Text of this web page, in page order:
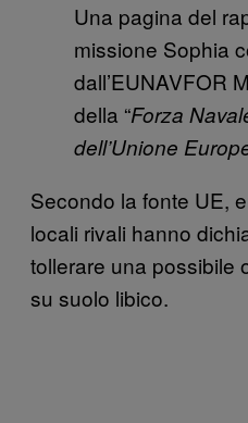
Una pagina del
missione Sophia
dall’EUNAVFOR
della “Forza
dell’Unione
Secondo la fonte UE,
locali rivali hanno
tollerare una possibile
su suolo libico.